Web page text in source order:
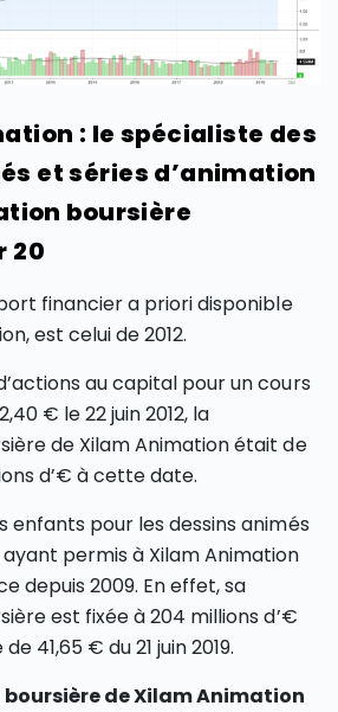
: le spécialiste des
et séries d’animation
boursière
20
financier a priori disponible
est celui de 2012.
au capital pour un cours
€ le 22 juin 2012, la
de Xilam Animation était de
d’€ à cette date.
enfants pour les dessins animés
permis à Xilam Animation
depuis 2009. En effet, sa
est fixée à 204 millions d’€
41,65 € du 21 juin 2019.
de Xilam Animation